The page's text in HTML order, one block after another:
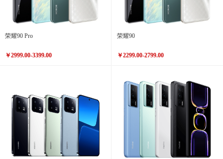
荣耀90 Pro
￥2999.00-3399.00
荣耀90
￥2299.00-2799.00